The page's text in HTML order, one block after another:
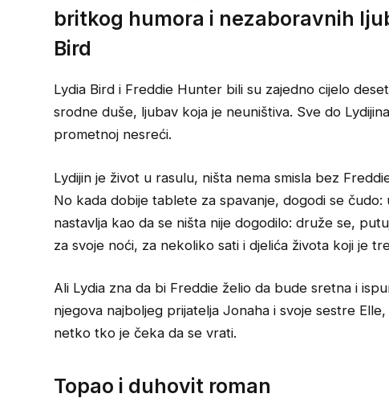
britkog humora i nezaboravnih
Bird
Lydia Bird i Freddie Hunter bili su zajedno cijelo
srodne duše, ljubav koja je neuništiva. Sve do
prometnoj nesreći.
Lydijin je život u rasulu, ništa nema smisla bez
No kada dobije tablete za spavanje, dogodi se
nastavlja kao da se ništa nije dogodilo: druže se,
za svoje noći, za nekoliko sati i djelića života koji je
Ali Lydia zna da bi Freddie želio da bude sretna i
njegova najboljeg prijatelja Jonaha i svoje sestre
netko tko je čeka da se vrati.
Topao i duhovit roman